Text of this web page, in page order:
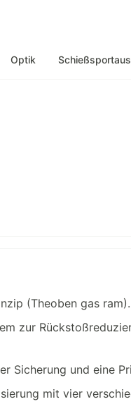
Optik
(Theoben gas ram).
zur
Sicherung und eine
mit vier